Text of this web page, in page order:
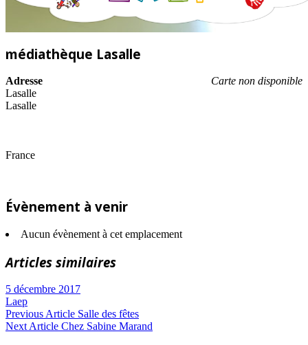
médiathèque Lasalle
Carte non disponible
Adresse
Lasalle
Lasalle
France
Évènement à venir
Aucun évènement à cet emplacement
Articles similaires
5 décembre 2017
Laep
Navigation
Previous ArticlePrevious
Post:
Salle des fêtes
Next ArticleNext
Chez Sabine Marand